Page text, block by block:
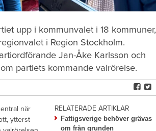
upp i kommunvalet i 18 kommuner,
i Region Stockholm.
Jan-Åke Karlsson och
partiets kommande valrörelse.
RELATERADE ARTIKLAR
Fattigsverige behöver grävas
om från grunden
när
ytterst